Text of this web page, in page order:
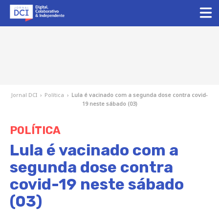
Jornal DCI › Política › Lula é vacinado com a segunda dose contra covid-
19 neste sábado (03)
POLÍTICA
Lula é vacinado com a
segunda dose contra
covid-19 neste sábado
(03)